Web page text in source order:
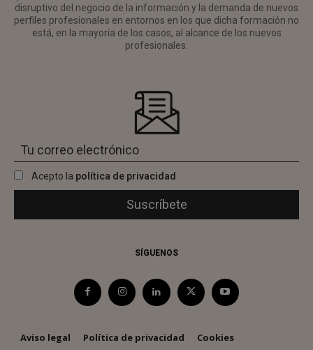
disruptivo del negocio de la información y la demanda de nuevos
perfiles profesionales en entornos en los que dicha formación no
está, en la mayoría de los casos, al alcance de los nuevos
profesionales.
Acepto la política de privacidad
SÍGUENOS
Aviso legal Política de privacidad Cookies